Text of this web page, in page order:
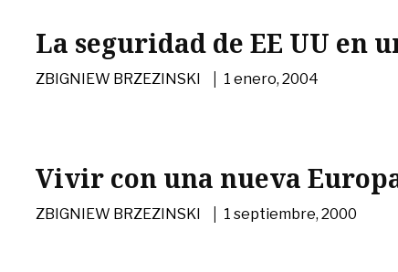
La seguridad de EE UU en
ZBIGNIEW BRZEZINSKI | 1 enero, 2004
Vivir con una nueva
ZBIGNIEW BRZEZINSKI | 1 septiembre, 2000